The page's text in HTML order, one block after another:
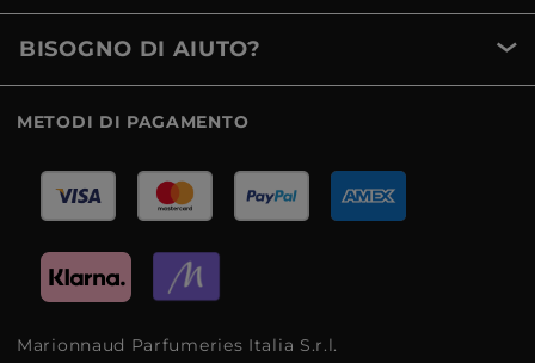
BISOGNO DI AIUTO?
METODI DI PAGAMENTO
Marionnaud Parfumeries Italia S.r.l.